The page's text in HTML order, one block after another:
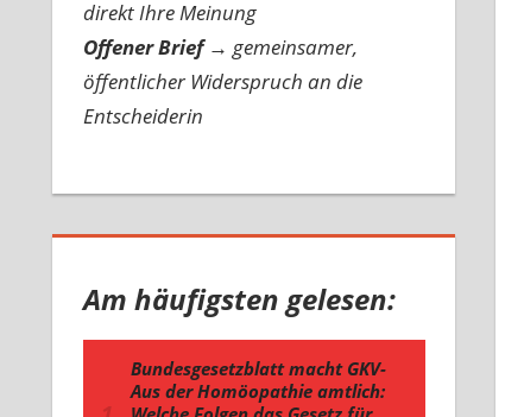
direkt Ihre Meinung
Offener Brief → gemeinsamer,
öffentlicher Widerspruch an die
Entscheiderin
Am häufigsten gelesen: